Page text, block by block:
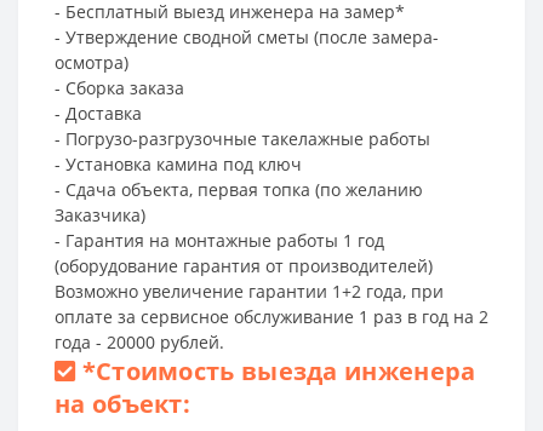
- Бесплатный выезд инженера на замер*
- Утверждение сводной сметы (после замера-
осмотра)
- Сборка заказа
- Доставка
- Погрузо-разгрузочные такелажные работы
- Установка камина под ключ
- Сдача объекта, первая топка (по желанию
Заказчика)
- Гарантия на монтажные работы 1 год
(оборудование гарантия от производителей)
Возможно увеличение гарантии 1+2 года, при
оплате за сервисное обслуживание 1 раз в год на 2
года - 20000 рублей.
*Стоимость выезда инженера
на объект: